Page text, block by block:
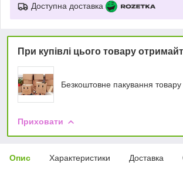
Доступна доставка
При купівлі цього товару
Безкоштовне пакування товару
Приховати
Опис Характеристики Доставка